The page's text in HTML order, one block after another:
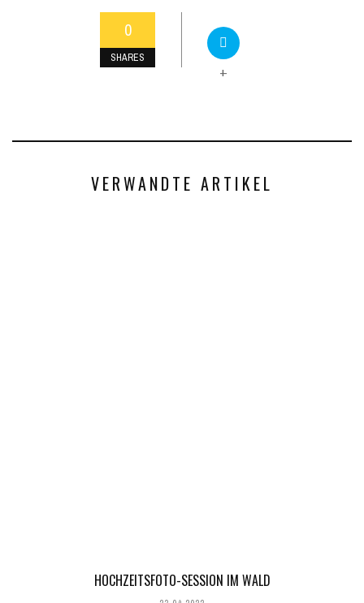
0
SHARES
+
VERWANDTE ARTIKEL
HOCHZEITSFOTO-SESSION IM WALD